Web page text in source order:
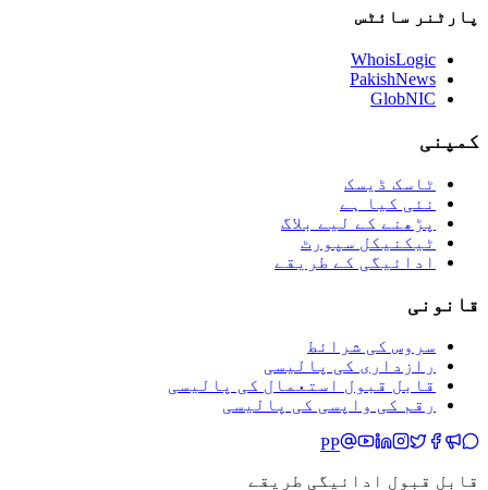
پارٹنر سائٹس
WhoisLogic
PakishNews
GlobNIC
کمپنی
ٹاسک ڈیسک
نئی کیا ہے
پڑھنے کے لیے بلاگ
ٹیکنیکل سپورٹ
ادائیگی کے طریقے
قانونی
سروس کی شرائط
رازداری کی پالیسی
قابل قبول استعمال کی پالیسی
رقم کی واپسی کی پالیسی
PP
قابل قبول ادائیگی طریقے